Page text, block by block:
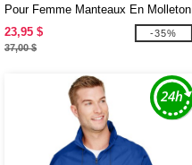
Pour Femme Manteaux En Molleton
Core 365MC
23,95 $
37,00 $
-35%